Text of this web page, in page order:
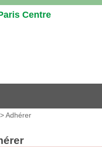
Centre
>Adhérer